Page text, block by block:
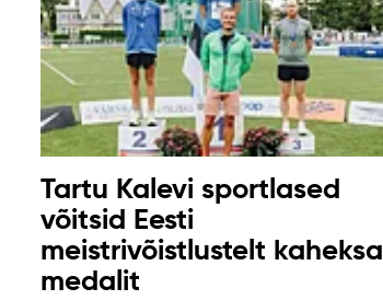
Tartu Kalevi sportlased
võitsid Eesti
meistrivõistlustelt kaheksa
medalit